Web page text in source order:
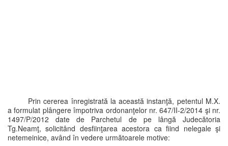
Prin cererea înregistrată la această instanţă, petentul M.X.
a formulat plângere împotriva ordonanţelor nr. 647/II-2/2014 şi nr.
1497/P/2012 date de Parchetul de pe lângă Judecătoria
Tg.Neamţ, solicitând desfiinţarea acestora ca fiind nelegale şi
netemeinice, având în vedere următoarele motive: